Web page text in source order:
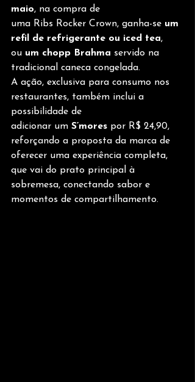
maio, na compra de
uma Ribs Rocker Crown, ganha-se um
refil de refrigerante ou iced tea,
ou um chopp Brahma servido na
tradicional caneca congelada.
A ação, exclusiva para consumo nos
restaurantes, também inclui a
possibilidade de
adicionar um S’mores por R$ 24,90,
reforçando a proposta da marca de
oferecer uma experiência completa,
que vai do prato principal à
sobremesa, conectando sabor e
momentos de compartilhamento.